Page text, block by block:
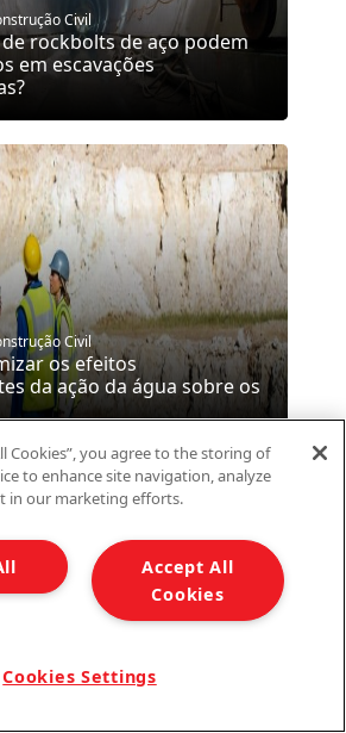
Civil
rockbolts de aço podem
em escavações
Civil
os efeitos
da ação da água sobre os
Cookies”, you agree to the storing of
to enhance site navigation, analyze
in our marketing efforts.
Accept All
Cookies
Cookies Settings